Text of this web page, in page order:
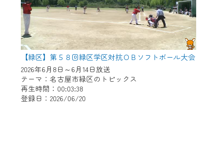
【緑区】第５８回緑区学区対抗ＯＢソフトボール大会
2026年6月8日～6月14日放送
テーマ：名古屋市緑区のトピックス
再生時間：00:03:38
登録日：2026/06/20